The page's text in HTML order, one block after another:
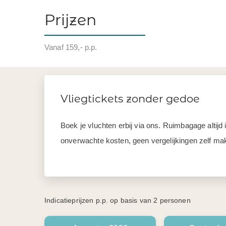
Prijzen
Vanaf 159,- p.p.
Vliegtickets zonder gedoe
Boek je vluchten erbij via ons. Ruimbagage
onverwachte kosten, geen vergelijkingen zelf
Indicatieprijzen p.p. op basis van 2 personen